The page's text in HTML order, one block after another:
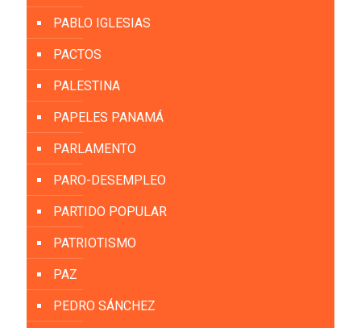
PABLO IGLESIAS
PACTOS
PALESTINA
PAPELES PANAMÁ
PARLAMENTO
PARO-DESEMPLEO
PARTIDO POPULAR
PATRIOTISMO
PAZ
PEDRO SÁNCHEZ